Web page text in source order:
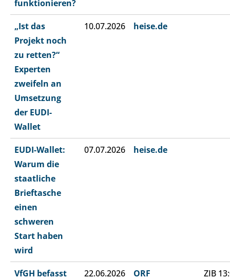
funktionieren?
„Ist das
Projekt noch
zu retten?“
Experten
zweifeln an
Umsetzung
der EUDI-
Wallet
10.07.2026 heise.de
EUDI-Wallet:
Warum die
staatliche
Brieftasche
einen
schweren
Start haben
wird
07.07.2026 heise.de
VfGH befasst
22.06.2026 ORF ZIB